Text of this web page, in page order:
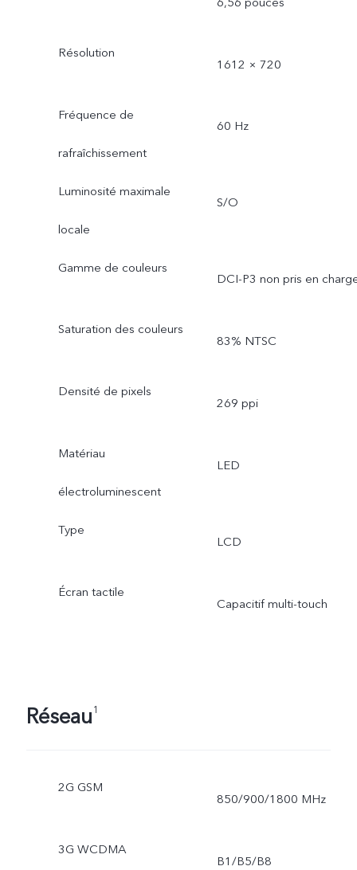
Résolution
1612 × 720
Fréquence de
rafraîchissement
60 Hz
Luminosité maximale
locale
S/O
Gamme de couleurs
DCI-P3 non pris en
Saturation des couleurs
83% NTSC
Densité de pixels
269 ppi
Matériau
électroluminescent
LED
Type
LCD
Écran tactile
Capacitif multi-touch
Réseau1
2G GSM
850/900/1800 MHz
3G WCDMA
B1/B5/B8